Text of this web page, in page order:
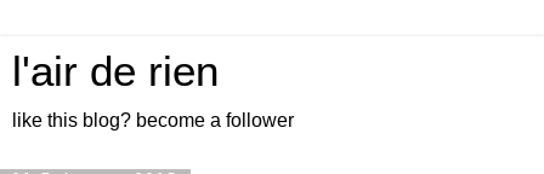
l'air de rien
like this blog? become a follower